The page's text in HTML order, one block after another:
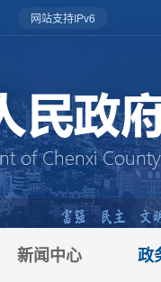
网站支持IPv6
新闻中心 政